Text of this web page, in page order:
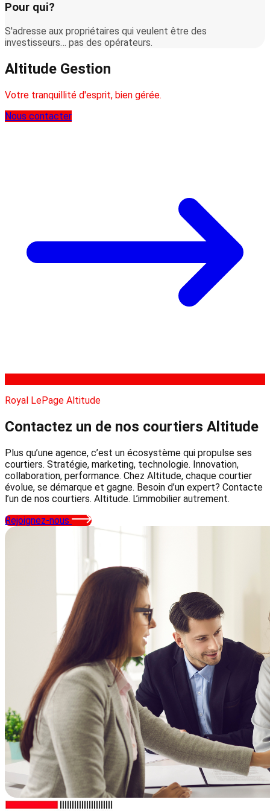
Pour qui?
S'adresse aux propriétaires qui veulent être des
investisseurs… pas des opérateurs.
Altitude Gestion
Votre tranquillité d'esprit, bien gérée.
Nous contacter
Royal LePage Altitude
Contactez un de nos courtiers Altitude
Plus qu’une agence, c’est un écosystème qui propulse ses
courtiers. Stratégie, marketing, technologie. Innovation,
collaboration, performance. Chez Altitude, chaque courtier
évolue, se démarque et gagne. Besoin d’un expert? Contacte
l’un de nos courtiers. Altitude. L’immobilier autrement.
Rejoignez-nous